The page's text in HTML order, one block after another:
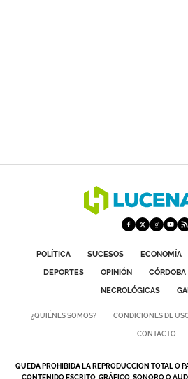
POLÍTICA SUCESOS ECONOMÍA
DEPORTES
OPINIÓN CÓRDOBA
NECROLÓGICAS
¿QUIÉNES SOMOS? CONDICIONES DE
CONTACTO
QUEDA PROHIBIDA LA REPRODUCCION TOTAL O
CONTENIDO ESCRITO, GRÁFICO, SONORO O